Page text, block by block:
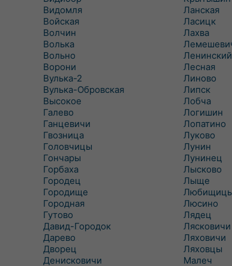
Видомля
Войская
Волчин
Волька
Вольно
Ворони
Вулька-2
Вулька-Обровская
Высокое
Галево
Ганцевичи
Гвозница
Головчицы
Гончары
Горбаха
Городец
Городище
Городная
Гутово
Давид-Городок
Дарево
Дворец
Денисковичи
Ланская
Ласицк
Лахва
Ленинский
Лесная
Линово
Липск
Лобча
Логишин
Лопатино
Луково
Лунин
Лунинец
Лысково
Лыще
Люсино
Лядец
Лясковичи
Ляховичи
Ляховцы
Малеч